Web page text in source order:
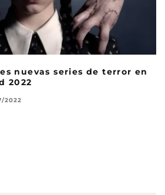
nuevas series de terror en
2022
2022